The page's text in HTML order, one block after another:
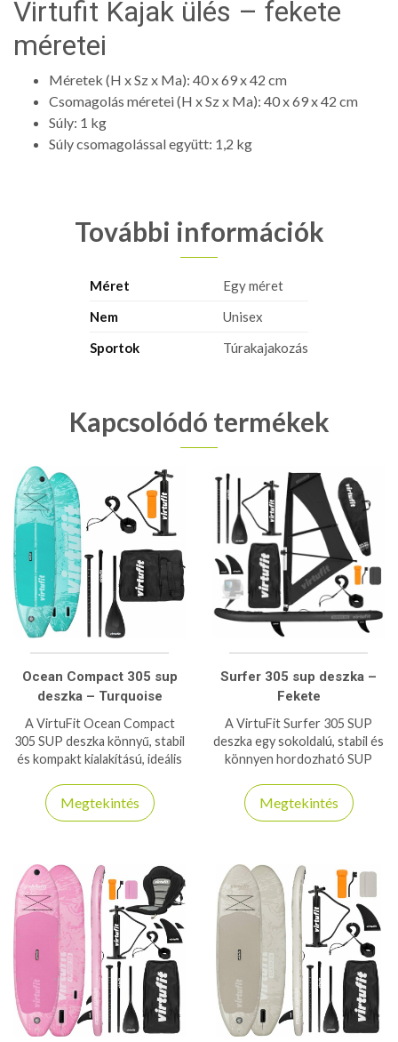
Virtufit Kajak ülés – fekete
méretei
Méretek (H x Sz x Ma): 40 x 69 x 42 cm
Csomagolás méretei (H x Sz x Ma): 40 x 69 x 42 cm
Súly: 1 kg
Súly csomagolással együtt: 1,2 kg
További információk
Méret
Egy méret
Nem
Unisex
Sportok
Túrakajakozás
Kapcsolódó termékek
Ocean Compact 305 sup
deszka – Turquoise
A VirtuFit Ocean Compact
305 SUP deszka könnyű, stabil
és kompakt kialakítású, ideális
sportokhoz és túrázáshoz.
Megtekintés
Surfer 305 sup deszka –
Fekete
A VirtuFit Surfer 305 SUP
deszka egy sokoldalú, stabil és
könnyen hordozható SUP
együtt érkezik. Ideális
választás evezéshez,
Kezdőknek és haladóknak is
tökéletes!
Megtekintés